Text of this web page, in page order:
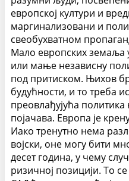
европској култури и
маргинализовани и
свеобухватном
Мало европских земаља
или мање независну
под притиском. Њихов
будућности, и то треба
преовлађујућа
појачава. Европа је
Иако тренутно нема
војски, оне могу бити
десет година, у чему
ризичној позицији. То